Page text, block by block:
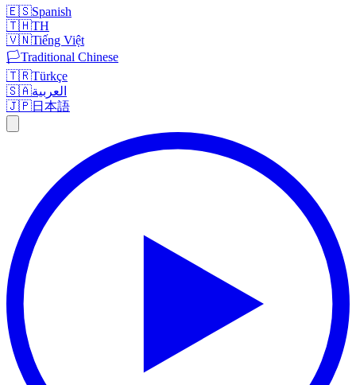
🇪🇸Spanish
🇹🇭TH
🇻🇳Tiếng Việt
🏳️Traditional Chinese
🇹🇷Türkçe
🇸🇦العربية
🇯🇵日本語